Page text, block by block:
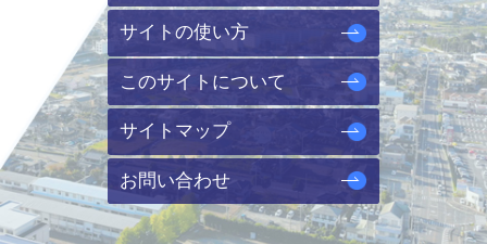
サイトの使い方
このサイトについて
サイトマップ
お問い合わせ